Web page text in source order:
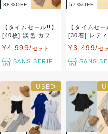
が、中古品のため見落とし
りますが中古品の特性上ご
ご理解の程よろしくお願い
完璧なお品を求める方や、
さい。古着にご理解のある
す。
38 %OFF
【タイムセール!!】
[40枚] 淡色 カフェ
¥4,999/セット
SANS SERIF
57 %OFF
【タイムセー
[30着] レディ
¥3,499/セ
SANS